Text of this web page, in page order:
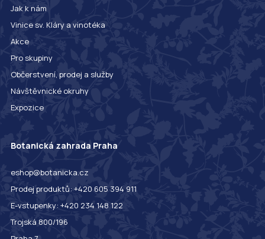
Jak k nám
Vinice sv. Kláry a vinotéka
Akce
Pro skupiny
Občerstvení, prodej a služby
Návštěvnické okruhy
Expozice
Botanická zahrada Praha
eshop@botanicka.cz
Prodej produktů: +420 605 394 911
E-vstupenky: +420 234 148 122
Trojská 800/196